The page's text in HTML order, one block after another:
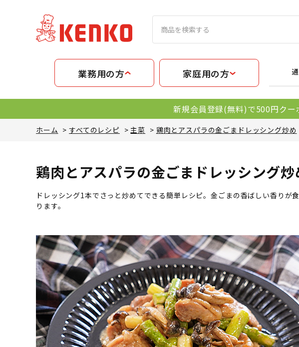
業務用の方 家庭用の方
新規会員登録(無料)で500円ク
ホーム >すべてのレシピ >主菜 > 鶏肉とアスパラの金ごまドレッシング炒め
鶏肉とアスパラの金ごまドレッシング炒
ドレッシング1本でさっと炒めてできる簡単レシピ。金ごまの香ばしい香りが
ります。